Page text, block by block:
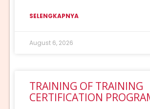
SELENGKAPNYA
August 6, 2026
TRAINING OF TRAINING
CERTIFICATION